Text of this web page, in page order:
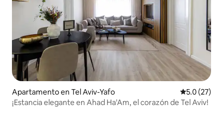
Apartamento en Tel Aviv-Yafo Calificación
5.0 (27)
¡Estancia elegante en Ahad Ha'Am, el corazón de Tel Aviv!